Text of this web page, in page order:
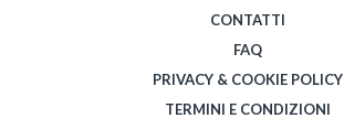
CONTATTI
FAQ
PRIVACY & COOKIE POLICY
TERMINI E CONDIZIONI